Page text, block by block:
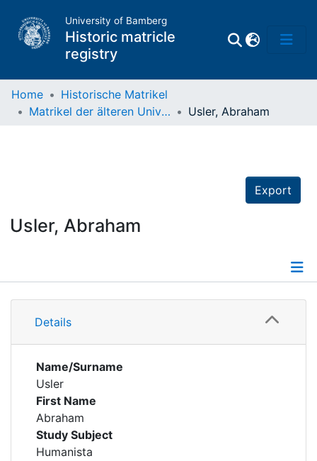
University of Bamberg
Historic matricle
registry
Home
Historische Matrikel
Matrikel der älteren Universität
Usler, Abraham
Export
Usler, Abraham
Details
Details
Name/Surname
Usler
First Name
Abraham
Study Subject
Humanista